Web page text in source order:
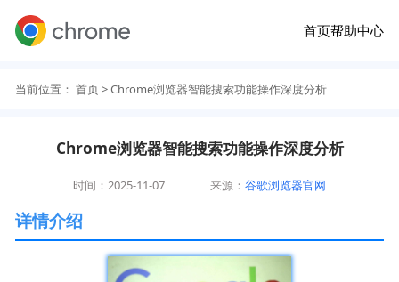
首页帮助中心
当前位置： 首页> Chrome浏览器智能搜索功能操作深度分析
Chrome浏览器智能搜索功能操作深度分析
时间：2025-11-07 来源：谷歌浏览器官网
详情介绍